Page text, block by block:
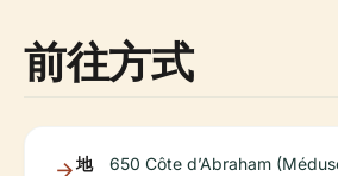
前往方式
地
650 Côte d’Abraham